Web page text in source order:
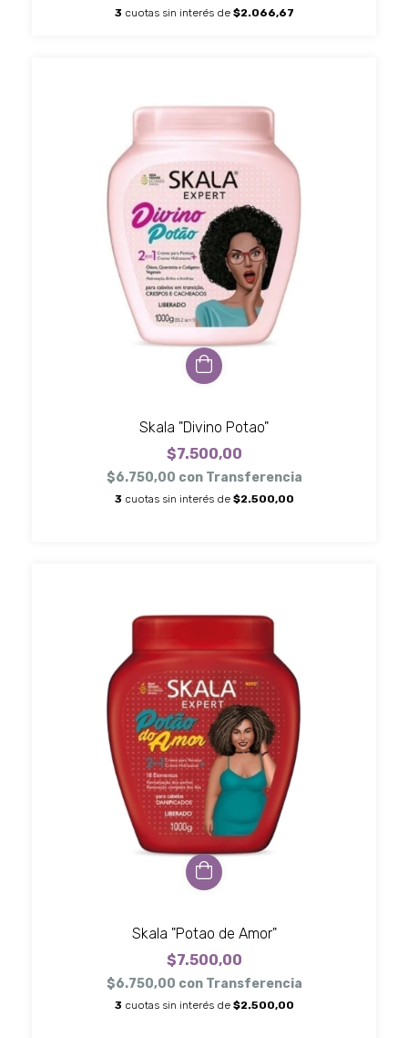
3 cuotas sin interés de $2.066,67
Skala "Divino Potao"
$7.500,00
$6.750,00 con Transferencia
3 cuotas sin interés de $2.500,00
Skala "Potao de Amor"
$7.500,00
$6.750,00 con Transferencia
3 cuotas sin interés de $2.500,00